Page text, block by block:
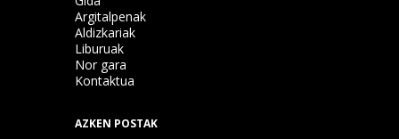
Argitalpenak
Aldizkariak
Liburuak
Nor gara
Kontaktua
AZKEN POSTAK